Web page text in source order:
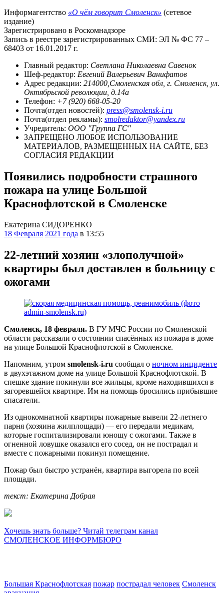
Информагентство «О чём говорит Смоленск» (сетевое
издание)
Зарегистрировано в Роскомнадзоре
Запись в реестре зарегистрированных СМИ: ЭЛ № ФС 77 –
68403 от 16.01.2017 г.
Главный редактор: Светлана Николаевна Савенок
Шеф-редактор: Евгений Валерьевич Ванифатов
Адрес редакции: 214000,Смоленская обл, г. Смоленск, ул.
Октябрьской революции, д.14а
Телефон: +7 (920) 668-05-20
Почта(отдел новостей): press@smolensk-i.ru
Почта(отдел рекламы): smolredaktor@yandex.ru
Учредитель: ООО "Группа ГС"
ЗАПРЕЩЕНО ЛЮБОЕ ИСПОЛЬЗОВАНИЕ
МАТЕРИАЛОВ, РАЗМЕЩЕННЫХ НА САЙТЕ, БЕЗ
СОГЛАСИЯ РЕДАКЦИИ
Появились подробности страшного
пожара на улице Большой
Краснофлотской в Смоленске
Екатерина СИДОРЕНКО
18 Февраля 2021 года в 13:55
22-летний хозяин «злополучной»
квартиры был доставлен в больницу с
ожогами
Смоленск, 18 февраля. В ГУ МЧС России по Смоленской
области рассказали о состоянии спасённых из пожара в доме
на улице Большой Краснофлотской в Смоленске.
Напомним, утром smolensk-i.ru сообщал о ночном инциденте
в двухэтажном доме на улице Большой Краснофлотской. В
спешке здание покинули все жильцы, кроме находившихся в
загоревшейся квартире. Им на помощь бросились прибывшие
спасатели.
Из однокомнатной квартиры пожарные вывели 22-летнего
парня (хозяина жилплощади) — его передали медикам,
которые госпитализировали юношу с ожогами. Также в
огненной ловушке оказался его сосед, он не пострадал и
вместе с пожарными покинул помещение.
Пожар был быстро устранён, квартира выгорела по всей
площади.
текст: Екатерина Добрая
Хочешь знать больше? Читай телеграм канал
СМОЛЕНСКОЕ ИНФОРМБЮРО
Большая Краснофлотская пожар пострадал человек Смоленск